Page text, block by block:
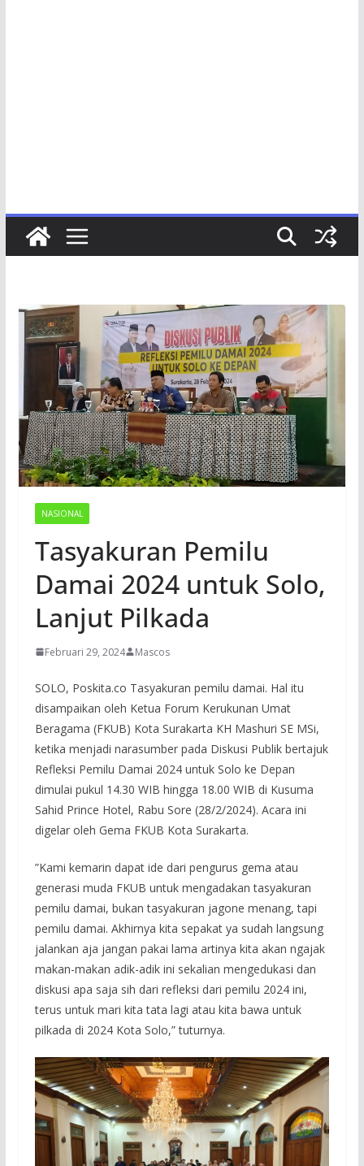
NASIONAL
Tasyakuran Pemilu
Damai 2024 untuk Solo,
Lanjut Pilkada
Februari 29, 2024 Mascos
SOLO, Poskita.co Tasyakuran pemilu damai. Hal itu
disampaikan oleh Ketua Forum Kerukunan Umat
Beragama (FKUB) Kota Surakarta KH Mashuri SE MSi,
ketika menjadi narasumber pada Diskusi Publik bertajuk
Refleksi Pemilu Damai 2024 untuk Solo ke Depan
dimulai pukul 14.30 WIB hingga 18.00 WIB di Kusuma
Sahid Prince Hotel, Rabu Sore (28/2/2024). Acara ini
digelar oleh Gema FKUB Kota Surakarta.
”Kami kemarin dapat ide dari pengurus gema atau
generasi muda FKUB untuk mengadakan tasyakuran
pemilu damai, bukan tasyakuran jagone menang, tapi
pemilu damai. Akhirnya kita sepakat ya sudah langsung
jalankan aja jangan pakai lama artinya kita akan ngajak
makan-makan adik-adik ini sekalian mengedukasi dan
diskusi apa saja sih dari refleksi dari pemilu 2024 ini,
terus untuk mari kita tata lagi atau kita bawa untuk
pilkada di 2024 Kota Solo,” tuturnya.